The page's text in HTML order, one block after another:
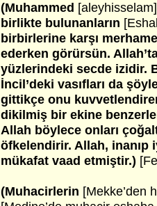
(Muhammed
birlikte bulunanların
birbirlerine karşı
ederken görürsün.
yüzlerindeki secde izidir.
İncil’deki vasıfları da
gittikçe onu
dikilmiş bir ekine
Allah böylece onları
öfkelendirir. Allah, inanıp
mükafat vaad etmiştir.)
(Muhacirlerin [Mekke’den